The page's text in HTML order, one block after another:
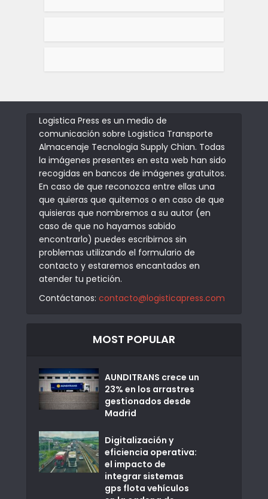
Logistica Press es un medio de
comunicación sobre Logistica Transporte
Almacenaje Tecnologia Supply Chian. Todas
la imágenes presentes en esta web han sido
recogidas en bancos de imágenes gratuitos.
En caso de que reconozca entre ellas una
que quieras que quitemos o en caso de que
quisieras que nombremos a su autor (en
caso de que no hayamos sabido
encontrarlo) puedes escribirnos sin
problemas utilizando el formulario de
contacto y estaremos encantados en
atender tu petición.
Contáctanos: contacto@logisticapress.com
MOST POPULAR
AUNDITRANS crece un
23% en los arrastres
gestionados desde
Madrid
Digitalización y
eficiencia operativa:
el impacto de
integrar sistemas
gps flota vehículos